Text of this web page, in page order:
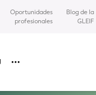
Oportunidades
profesionales
Blog de la
GLEIF
•••